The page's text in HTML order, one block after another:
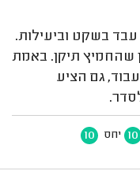
בשקט וביעילות.
שהחמיץ תיקן. באמת
גם הציע
10 יחס 10